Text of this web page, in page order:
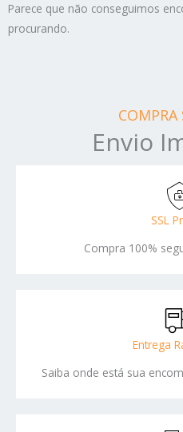
Parece que não conseguimos
procurando.
COMPRA
Envio
SSL
Compra 100%
Entrega
Saiba onde está sua